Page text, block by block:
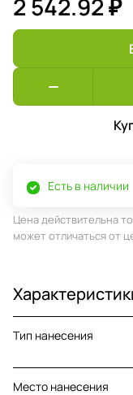
2 542.92 ₽
Есть в наличии
Цена действительна
может отличаться от
Тип нанесения
Место нанесения